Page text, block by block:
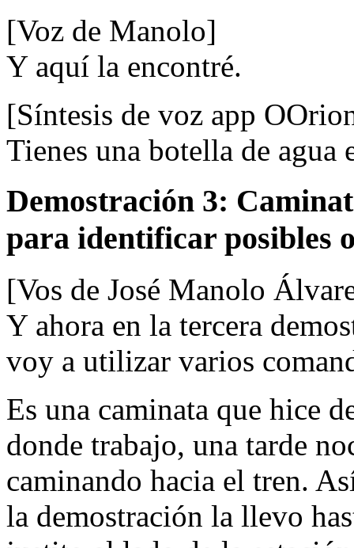
[Voz de Manolo]
Y aquí la encontré.
[Síntesis de voz app
Tienes una botella de agua
Demostración 3:
para identificar posibles
[Vos de José Manolo
Y ahora en la tercera
voy a utilizar varios
Es una caminata que hice
donde trabajo, una tarde
caminando hacia el tren.
la demostración la llevo